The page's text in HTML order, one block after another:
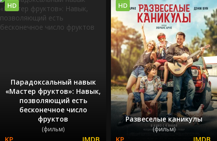
Парадоксальный навык
«Мастер фруктов»: Навык,
позволяющий есть
бесконечное число
фруктов
(фильм)
HD
Развеселые каникулы
(фильм)
HD